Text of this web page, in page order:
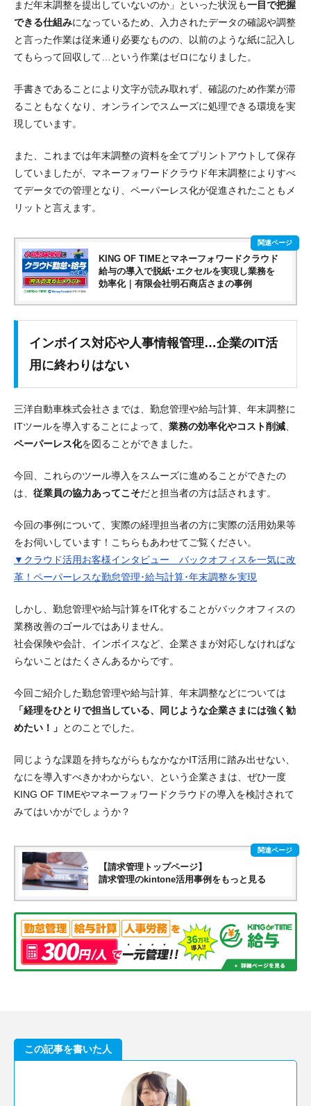
まだ年末調整を提出していないのか」といった状況も一目で把握
できる仕組みになっているため、入力されたデータの確認や調整
と言った作業は従来通り必要なものの、
以前のような紙に記入し
てもらって回収して…という作業はゼロになりました。
手書きであることにより文字が読み取れず、確認のため作業が滞
ることもなくなり、 オンラインでスムーズに処理できる環境を実
現 しています。
また、これまでは年末調整の資料を全てプリントアウトして保存
していましたが、マネーフォワードクラウド年末調整によりすべ
てデータでの管理となり、ペーパーレス化が促進されたこともメ
リットと言えます。
KING OF TIMEとマネーフォワードクラウド
給与の導入で脱紙･エクセルを実現し業務を
効率化｜有限会社明石商店さまの事例
インボイス対応や人事情報管理…企業のIT活
用に終わりはない
三洋自動車株式会社さまでは、勤怠管理や給与計算、年末調整に
ITツールを導入することによって、 業務の効率化やコスト削減
ペーパーレス化を図ることができました。
今回、これらのツール導入をスムーズに進めることができたの
は、 従業員の協力あってこそだと担当者の方は話されます。
今回の事例について、実際の経理担当者の方に実際の活用効果等
をお伺いしています！こちらもあわせてご覧ください。
▼クラウド活用お客様インタビュー バックオフィスを一気に改
革！ペーパーレスな勤怠管理･給与計算･年末調整を実現
しかし、勤怠管理や給与計算をIT化することがバックオフィスの
業務改善のゴールではありません。
社会保険や会計、インボイスなど、企業さまが対応しなければな
らないことはたくさんあるからです。
今回ご紹介した勤怠管理や給与計算、年末調整などについては
「経理をひとりで担当している、同じような企業さまには強く勧
めたい！」 とのことでした。
同じような課題を持ちながらもなかなかIT活用に踏み出せない、
なにを導入すべきかわからない、という企業さまは、ぜひ一度
KING OF TIMEやマネーフォワードクラウドの導入を検討されて
みてはいかがでしょうか？
【請求管理トップページ】
請求管理のkintone活用事例をもっと見る
この記事を書いた人